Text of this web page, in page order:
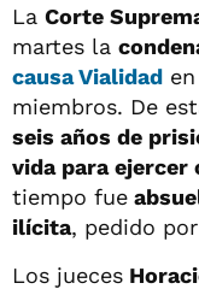
La Corte
martes la
causa Vialidad
miembros. De
seis años de
vida para ejercer
tiempo fue
ilícita, pedido
Los jueces